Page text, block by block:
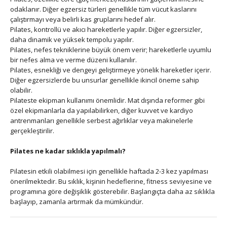
odaklanır. Diğer egzersiz türleri genellikle tüm vücut kaslarını
çalıştırmayı veya belirli kas gruplarını hedef alır.
Pilates, kontrollü ve akıcı hareketlerle yapılır. Diğer egzersizler,
daha dinamik ve yüksek tempolu yapılır.
Pilates, nefes tekniklerine büyük önem verir; hareketlerle uyumlu
bir nefes alma ve verme düzeni kullanılır.
Pilates, esnekliği ve dengeyi geliştirmeye yönelik hareketler içerir.
Diğer egzersizlerde bu unsurlar genellikle ikincil öneme sahip
olabilir.
Pilateste ekipman kullanımı önemlidir. Mat dışında reformer gibi
özel ekipmanlarla da yapılabilirken, diğer kuvvet ve kardiyo
antrenmanları genellikle serbest ağırlıklar veya makinelerle
gerçekleştirilir.
Pilates ne kadar sıklıkla yapılmalı?
Pilatesin etkili olabilmesi için genellikle haftada 2-3 kez yapılması
önerilmektedir. Bu sıklık, kişinin hedeflerine, fitness seviyesine ve
programına göre değişiklik gösterebilir. Başlangıçta daha az sıklıkla
başlayıp, zamanla artırmak da mümkündür.